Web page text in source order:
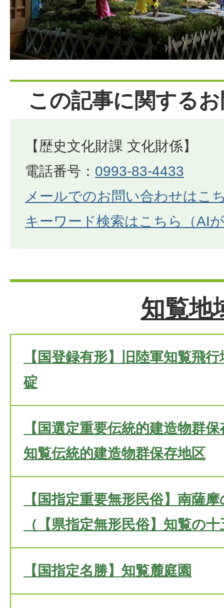
この記事に関する
【歴史文化財課 文化財係】
電話番号： 0993-83-4433
メールでのお問い合わせはこ
キーワード検索はこちら（AI
知覧地
【国登録有形】旧陸軍知覧飛
碇
【国選定重要伝統的建造物群
知覧伝統的建造物群保存地区
【国指定重要無形民俗】南薩
（【県指定無形民俗】知覧の
【国指定名勝】知覧麓庭園